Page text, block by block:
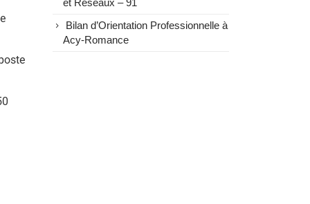
et Réseaux – 91
Bilan d’Orientation Professionnelle à
Acy-Romance